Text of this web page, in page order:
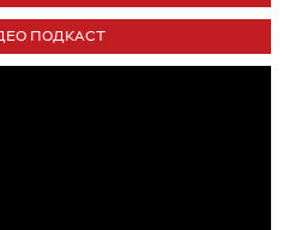
ПОДКАСТ